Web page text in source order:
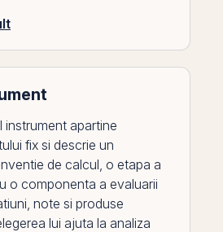
instrument apartine
fix si descrie un
de calcul, o etapa a
o componenta a evaluarii
note si produse
lui ajuta la analiza